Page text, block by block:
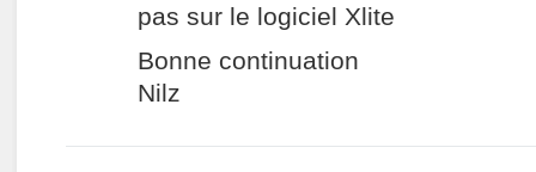
pas sur le logiciel Xlite
Bonne continuation
Nilz